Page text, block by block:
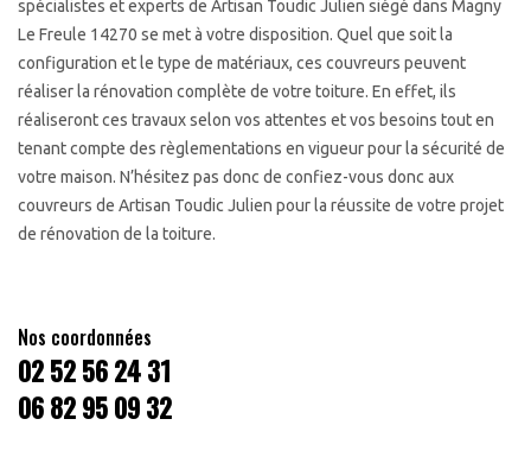
spécialistes et experts de Artisan Toudic Julien siégé dans Magny
Le Freule 14270 se met à votre disposition. Quel que soit la
configuration et le type de matériaux, ces couvreurs peuvent
réaliser la rénovation complète de votre toiture. En effet, ils
réaliseront ces travaux selon vos attentes et vos besoins tout en
tenant compte des règlementations en vigueur pour la sécurité de
votre maison. N’hésitez pas donc de confiez-vous donc aux
couvreurs de Artisan Toudic Julien pour la réussite de votre projet
de rénovation de la toiture.
Nos coordonnées
02 52 56 24 31
06 82 95 09 32